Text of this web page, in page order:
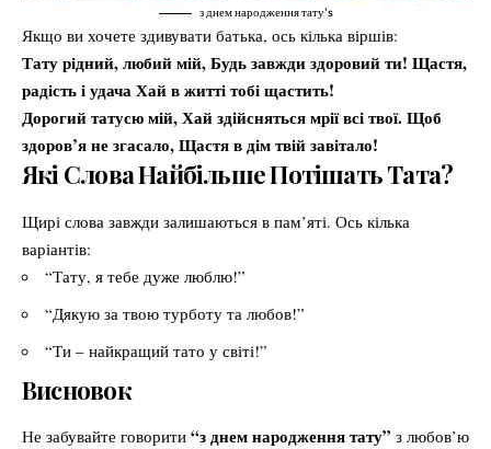
з днем народження тату’s
Якщо ви хочете здивувати батька, ось кілька віршів:
Тату рідний, любий мій, Будь завжди здоровий ти! Щастя,
радість і удача Хай в житті тобі щастить!
Дорогий татусю мій, Хай здійсняться мрії всі твої. Щоб
здоров’я не згасало, Щастя в дім твій завітало!
Які Слова Найбільше Потішать Тата?
Щирі слова завжди залишаються в пам’яті. Ось кілька
варіантів:
“Тату, я тебе дуже люблю!”
“Дякую за твою турботу та любов!”
“Ти – найкращий тато у світі!”
Висновок
Не забувайте говорити “з днем народження тату” з любов’ю